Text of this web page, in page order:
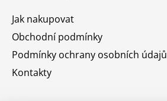
Jak nakupovat
Obchodní podmínky
Podmínky ochrany osobních údajů
Kontakty